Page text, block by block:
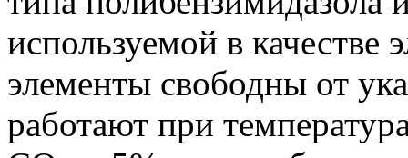
используемой в качестве
элементы свободны от
работают при